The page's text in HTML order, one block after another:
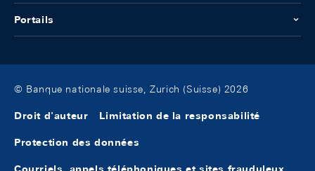
Portails
© Banque nationale suisse, Zurich (Suisse) 2026
Droit d'auteur Limitation de la responsabilité
Protection des données